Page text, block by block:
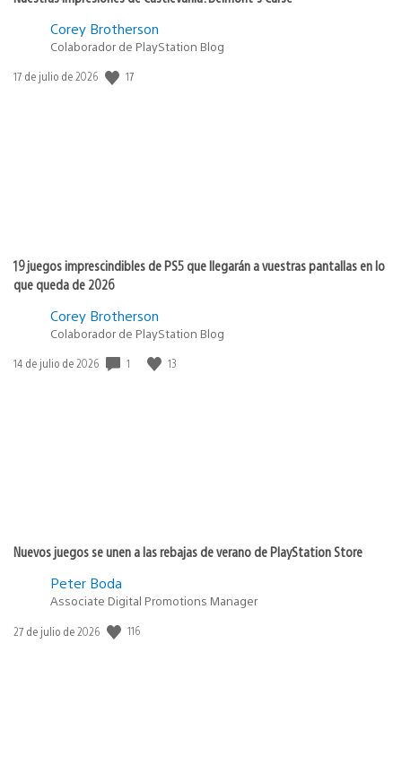
Corey Brotherson
Colaborador de PlayStation Blog
Fecha
17 de julio de 2026 17
19 juegos imprescindibles de PS5 que llegarán a vuestras pantallas en lo
que queda de 2026
Corey Brotherson
Colaborador de PlayStation Blog
Fecha
14 de julio de 2026 1 13
Nuevos juegos se unen a las rebajas de verano de PlayStation Store
Peter Boda
Associate Digital Promotions Manager
Fecha
27 de julio de 2026 116